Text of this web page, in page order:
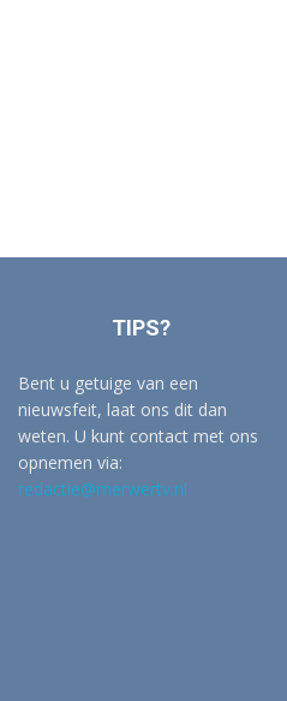
TIPS?
Bent u getuige van een
nieuwsfeit, laat ons dit dan
weten. U kunt contact met ons
opnemen via:
redactie@merwertv.nl